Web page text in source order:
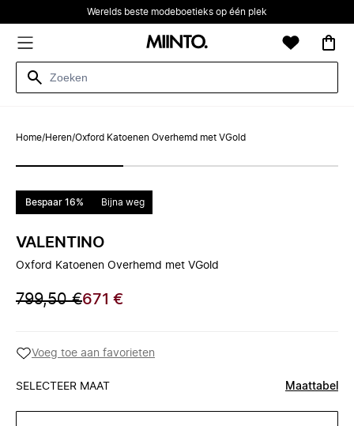
Werelds beste modeboetieks op één plek
Home/Heren/Oxford Katoenen Overhemd met VGold
Bespaar 16% Bijna weg
VALENTINO
Oxford Katoenen Overhemd met VGold
799,50 €671 €
Voeg toe aan favorieten
SELECTEER MAAT Maattabel